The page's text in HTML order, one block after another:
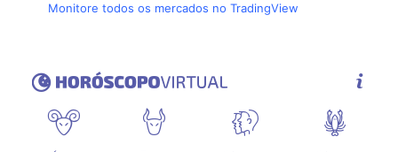
Monitore todos os mercados no TradingView